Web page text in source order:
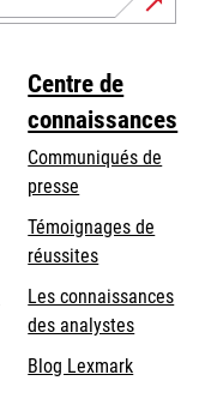
Centre de
connaissances
Communiqués de
presse
Témoignages de
réussites
Les connaissances
des analystes
Blog Lexmark